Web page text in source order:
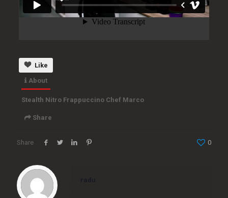
Like
About
Stealth Nitro Frappuccino Chef Marco
Share
Embed
<iframe src="https://www.bilancia.tv/wp-
Share 0